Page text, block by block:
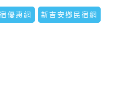
優惠網 新吉安鄉民宿網